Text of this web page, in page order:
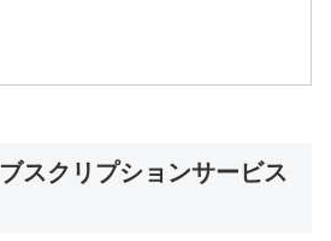
スクリプションサービス